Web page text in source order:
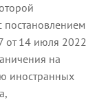
постановлением
от 14 июля 2022
на
иностранных